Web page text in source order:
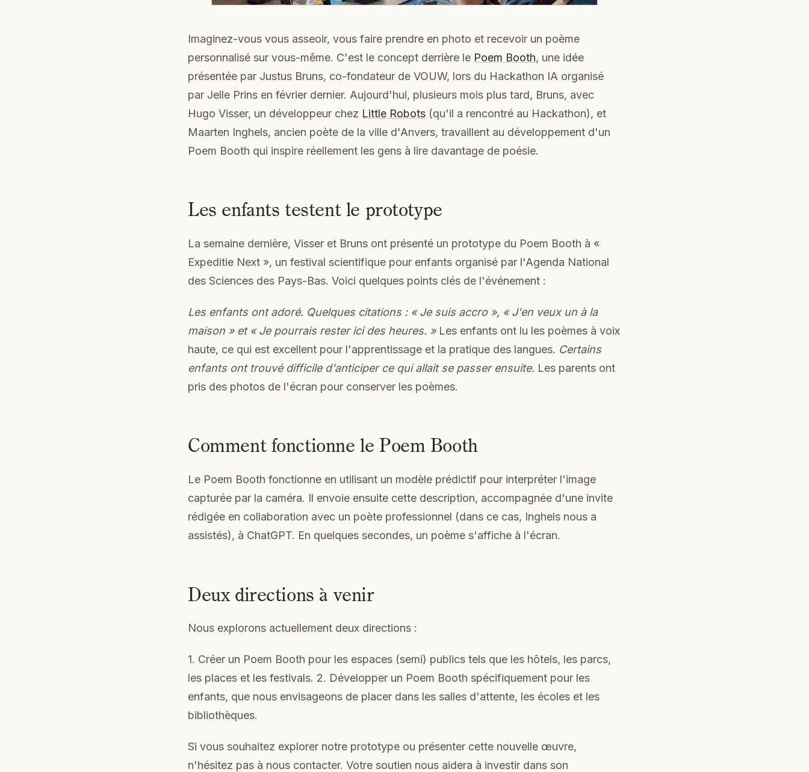
Imaginez-vous vous asseoir, vous faire prendre en photo et recevoir un poème
personnalisé sur vous-même. C'est le concept derrière le Poem Booth, une idée
présentée par Justus Bruns, co-fondateur de VOUW, lors du Hackathon IA organisé
par Jelle Prins en février dernier. Aujourd'hui, plusieurs mois plus tard, Bruns, avec
Hugo Visser, un développeur chez Little Robots (qu'il a rencontré au Hackathon), et
Maarten Inghels, ancien poète de la ville d'Anvers, travaillent au développement d'un
Poem Booth qui inspire réellement les gens à lire davantage de poésie.
Les enfants testent le prototype
La semaine dernière, Visser et Bruns ont présenté un prototype du Poem Booth à «
Expeditie Next », un festival scientifique pour enfants organisé par l'Agenda National
des Sciences des Pays-Bas. Voici quelques points clés de l'événement :
Les enfants ont adoré. Quelques citations : « Je suis accro », « J'en veux un à la
maison » et « Je pourrais rester ici des heures. » Les enfants ont lu les poèmes à voix
haute, ce qui est excellent pour l'apprentissage et la pratique des langues. Certains
enfants ont trouvé difficile d'anticiper ce qui allait se passer ensuite. Les parents ont
pris des photos de l'écran pour conserver les poèmes.
Comment fonctionne le Poem Booth
Le Poem Booth fonctionne en utilisant un modèle prédictif pour interpréter l'image
capturée par la caméra. Il envoie ensuite cette description, accompagnée d'une invite
rédigée en collaboration avec un poète professionnel (dans ce cas, Inghels nous a
assistés), à ChatGPT. En quelques secondes, un poème s'affiche à l'écran.
Deux directions à venir
Nous explorons actuellement deux directions :
1. Créer un Poem Booth pour les espaces (semi) publics tels que les hôtels, les parcs,
les places et les festivals. 2. Développer un Poem Booth spécifiquement pour les
enfants, que nous envisageons de placer dans les salles d'attente, les écoles et les
bibliothèques.
Si vous souhaitez explorer notre prototype ou présenter cette nouvelle œuvre,
n'hésitez pas à nous contacter. Votre soutien nous aidera à investir dans son